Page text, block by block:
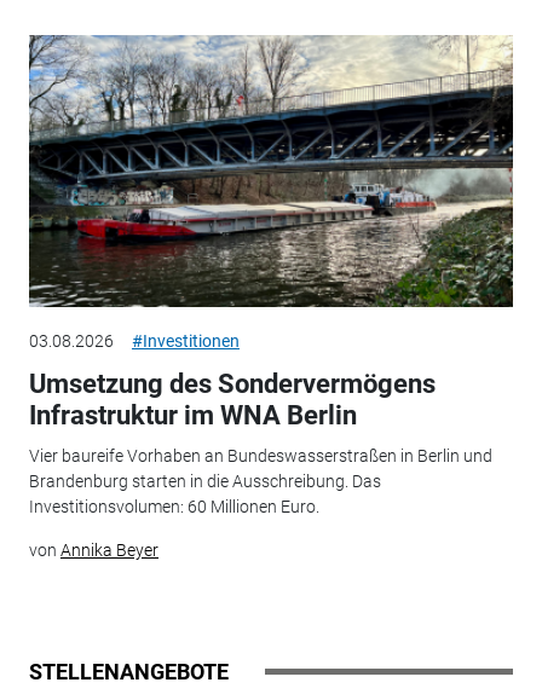
03.08.2026 #Investitionen
Umsetzung des Sondervermögens
Infrastruktur im WNA Berlin
Vier baureife Vorhaben an Bundeswasserstraßen in Berlin und
Brandenburg starten in die Ausschreibung. Das
Investitionsvolumen: 60 Millionen Euro.
von Annika Beyer
STELLENANGEBOTE